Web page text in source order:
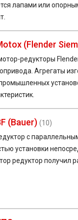
лапами или
(Flender
редукторы
Агрегаты
(Bauer) (10)
с
установки
редуктор получил